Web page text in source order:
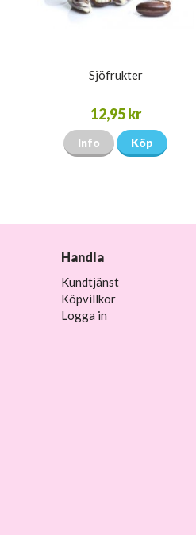
Sjöfrukter
12,95 kr
Info Köp
Handla
Kundtjänst
Köpvillkor
Logga in